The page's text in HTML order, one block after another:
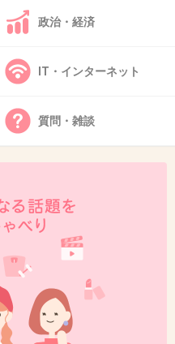
くてメガネが必要ら
にカットしてるんじ
子供に押し付けてな
るようになったらす
てました。
+44
政治・経済
IT・インターネット
質問・雑談